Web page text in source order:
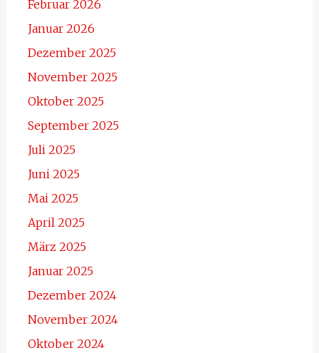
Februar 2026
Januar 2026
Dezember 2025
November 2025
Oktober 2025
September 2025
Juli 2025
Juni 2025
Mai 2025
April 2025
März 2025
Januar 2025
Dezember 2024
November 2024
Oktober 2024